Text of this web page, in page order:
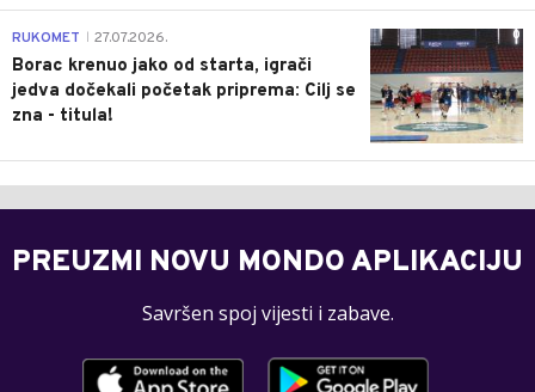
0
RUKOMET 27.07.2026.
Borac krenuo jako od starta, igrači
jedva dočekali početak priprema: Cilj se
zna - titula!
PREUZMI NOVU MONDO APLIKACIJU
Savršen spoj vijesti i zabave.